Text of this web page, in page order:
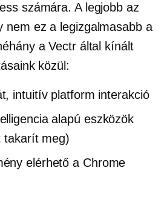
számára. A legjobb az
nem ez a legizgalmasabb a
a Vectr által kínált
közül:
intuitív platform interakció
alapú eszközök
takarít meg)
elérhető a Chrome